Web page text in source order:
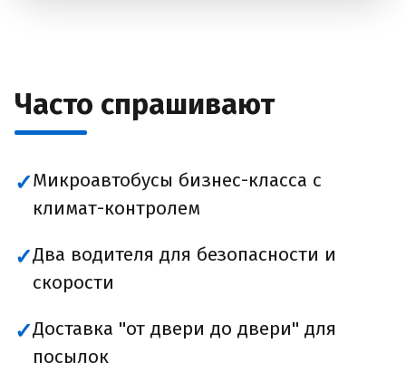
Часто спрашивают
✓Микроавтобусы бизнес-класса с
климат-контролем
✓Два водителя для безопасности и
скорости
✓Доставка "от двери до двери" для
посылок